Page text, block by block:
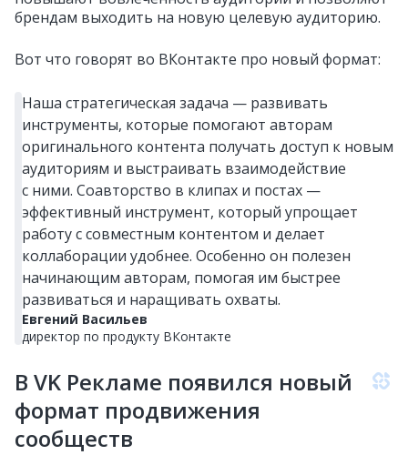
брендам выходить на новую целевую аудиторию.
Вот что говорят во ВКонтакте про новый формат:
Наша стратегическая задача — развивать
инструменты, которые помогают авторам
оригинального контента получать доступ к новым
аудиториям и выстраивать взаимодействие
с ними. Соавторство в клипах и постах —
эффективный инструмент, который упрощает
работу с совместным контентом и делает
коллаборации удобнее. Особенно он полезен
начинающим авторам, помогая им быстрее
развиваться и наращивать охваты.
Евгений Васильев
директор по продукту ВКонтакте
В VK Рекламе появился новый
формат продвижения
сообществ